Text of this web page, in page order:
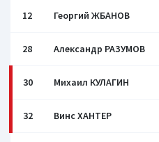
12 Георгий ЖБАНОВ
28 Александр РАЗУМОВ
30 Михаил КУЛАГИН
32 Винс ХАНТЕР